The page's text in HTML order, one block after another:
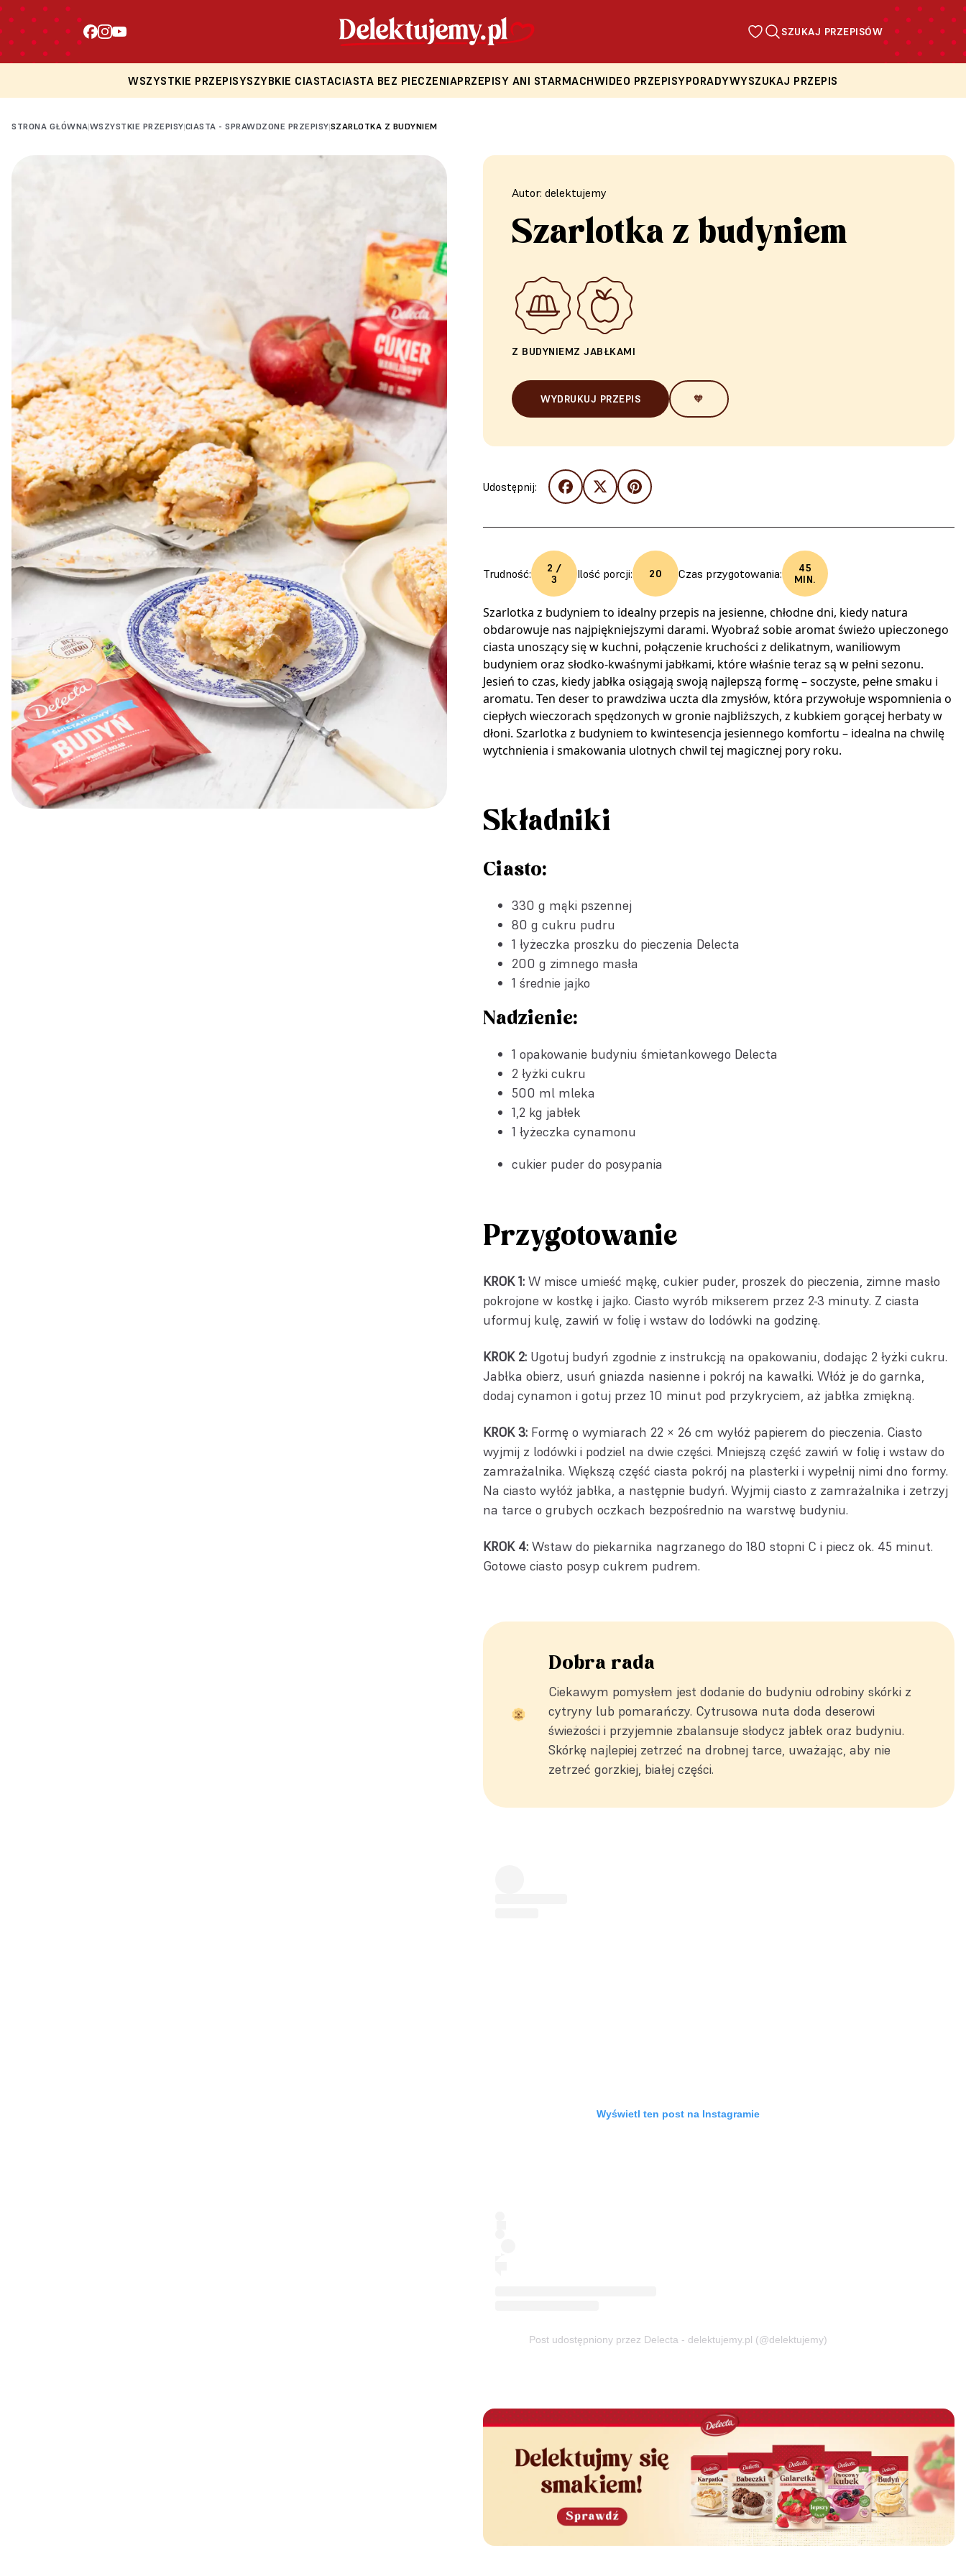
SZUKAJ PRZEPISÓW
WSZYSTKIE PRZEPISYSZYBKIE CIASTACIASTA BEZ PIECZENIAPRZEPISY ANI STARMACHWIDEO PRZEPISYPORADYWYSZUKAJ PRZEPIS
STRONA GŁÓWNA|WSZYSTKIE PRZEPISY|CIASTA - SPRAWDZONE PRZEPISY|SZARLOTKA Z BUDYNIEM
Autor: delektujemy
Szarlotka z budyniem
Z BUDYNIEMZ JABŁKAMI
WYDRUKUJ PRZEPIS 🧡
Udostępnij:
Trudność:
2 /
3
Ilość porcji: 20 Czas przygotowania:
45
MIN.
Szarlotka z budyniem to idealny przepis na jesienne, chłodne dni, kiedy natura
obdarowuje nas najpiękniejszymi darami. Wyobraź sobie aromat świeżo upieczonego
ciasta unoszący się w kuchni, połączenie kruchości z delikatnym, waniliowym
budyniem oraz słodko-kwaśnymi jabłkami, które właśnie teraz są w pełni sezonu.
Jesień to czas, kiedy jabłka osiągają swoją najlepszą formę – soczyste, pełne smaku i
aromatu. Ten deser to prawdziwa uczta dla zmysłów, która przywołuje wspomnienia o
ciepłych wieczorach spędzonych w gronie najbliższych, z kubkiem gorącej herbaty w
dłoni. Szarlotka z budyniem to kwintesencja jesiennego komfortu – idealna na chwilę
wytchnienia i smakowania ulotnych chwil tej magicznej pory roku.
Składniki
Ciasto:
330 g mąki pszennej
80 g cukru pudru
1 łyżeczka proszku do pieczenia Delecta
200 g zimnego masła
1 średnie jajko
Nadzienie:
1 opakowanie budyniu śmietankowego Delecta
2 łyżki cukru
500 ml mleka
1,2 kg jabłek
1 łyżeczka cynamonu
cukier puder do posypania
Przygotowanie
KROK 1: W misce umieść mąkę, cukier puder, proszek do pieczenia, zimne masło
pokrojone w kostkę i jajko. Ciasto wyrób mikserem przez 2-3 minuty. Z ciasta
uformuj kulę, zawiń w folię i wstaw do lodówki na godzinę.
KROK 2: Ugotuj budyń zgodnie z instrukcją na opakowaniu, dodając 2 łyżki cukru.
Jabłka obierz, usuń gniazda nasienne i pokrój na kawałki. Włóż je do garnka,
dodaj cynamon i gotuj przez 10 minut pod przykryciem, aż jabłka zmiękną.
KROK 3: Formę o wymiarach 22 × 26 cm wyłóż papierem do pieczenia. Ciasto
wyjmij z lodówki i podziel na dwie części. Mniejszą część zawiń w folię i wstaw do
zamrażalnika. Większą część ciasta pokrój na plasterki i wypełnij nimi dno formy.
Na ciasto wyłóż jabłka, a następnie budyń. Wyjmij ciasto z zamrażalnika i zetrzyj
na tarce o grubych oczkach bezpośrednio na warstwę budyniu.
KROK 4: Wstaw do piekarnika nagrzanego do 180 stopni C i piecz ok. 45 minut.
Gotowe ciasto posyp cukrem pudrem.
Dobra rada
Ciekawym pomysłem jest dodanie do budyniu odrobiny skórki z
cytryny lub pomarańczy. Cytrusowa nuta doda deserowi
świeżości i przyjemnie zbalansuje słodycz jabłek oraz budyniu.
Skórkę najlepiej zetrzeć na drobnej tarce, uważając, aby nie
zetrzeć gorzkiej, białej części.
Wyświetl ten post na Instagramie
Post udostępniony przez Delecta - delektujemy.pl (@delektujemy)